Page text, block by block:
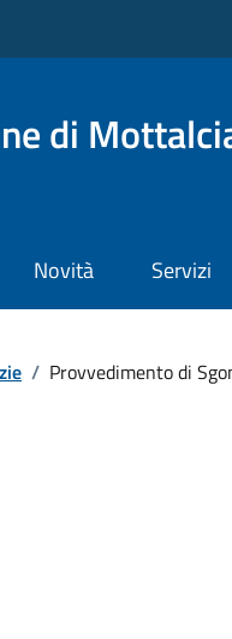
di
Novità Servizi
/ Provvedimento di